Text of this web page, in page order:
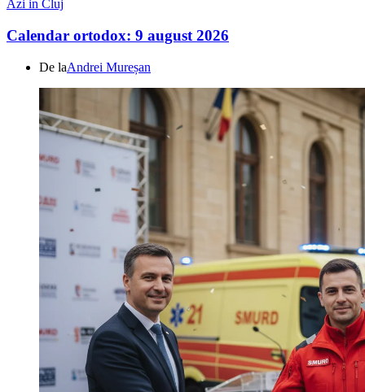
Azi in Cluj
Calendar ortodox: 9 august 2026
De laAndrei Mureșan